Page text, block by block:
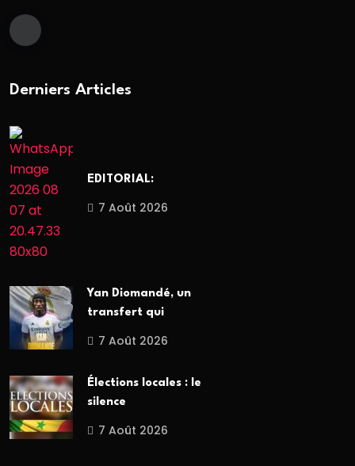
Derniers Articles
EDITORIAL:
7 Août 2026
Yan Diomandé, un
transfert qui
7 Août 2026
Élections locales : le
silence
7 Août 2026